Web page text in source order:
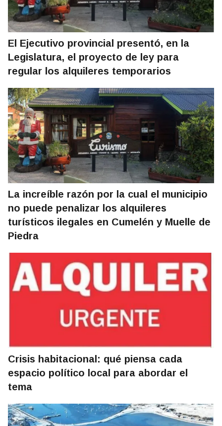
El Ejecutivo provincial presentó, en la
Legislatura, el proyecto de ley para
regular los alquileres temporarios
La increíble razón por la cual el municipio
no puede penalizar los alquileres
turísticos ilegales en Cumelén y Muelle de
Piedra
Crisis habitacional: qué piensa cada
espacio político local para abordar el
tema